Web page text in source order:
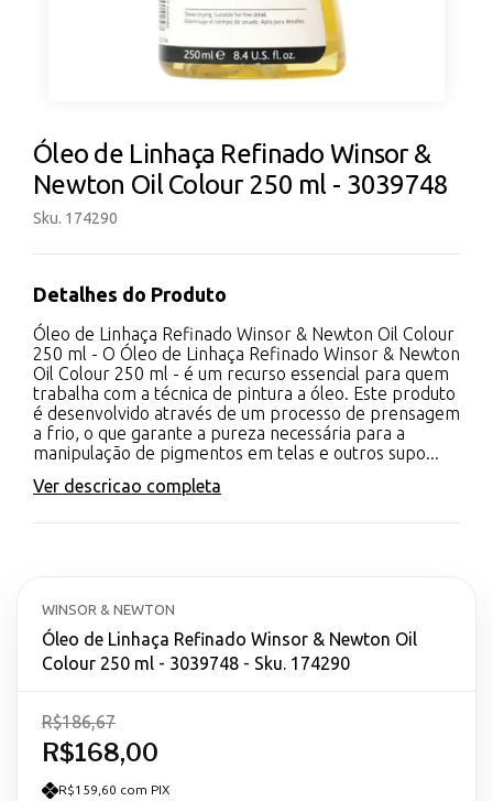
Óleo de Linhaça Refinado Winsor &
Newton Oil Colour 250 ml - 3039748
Sku. 174290
Detalhes do Produto
Óleo de Linhaça Refinado Winsor & Newton Oil Colour
250 ml - O Óleo de Linhaça Refinado Winsor & Newton
Oil Colour 250 ml - é um recurso essencial para quem
trabalha com a técnica de pintura a óleo. Este produto
é desenvolvido através de um processo de prensagem
a frio, o que garante a pureza necessária para a
manipulação de pigmentos em telas e outros supo...
Ver descricao completa
WINSOR & NEWTON
Óleo de Linhaça Refinado Winsor & Newton Oil
Colour 250 ml - 3039748 - Sku. 174290
R$168,00
R$186,67
R$159,60 com PIX